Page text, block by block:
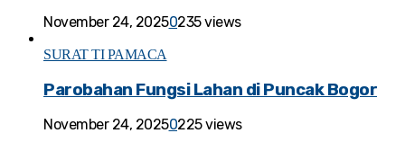
November 24, 20250235 views
SURAT TI PAMACA
Parobahan Fungsi Lahan di Puncak Bogor
November 24, 20250225 views